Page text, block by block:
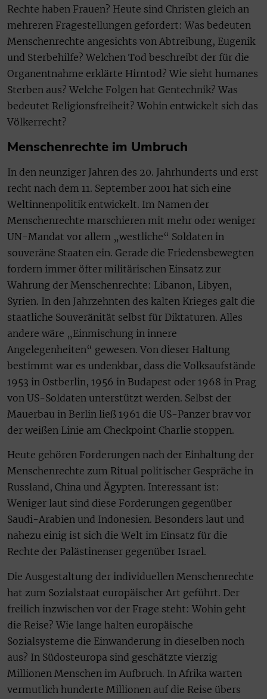
Rechte haben Frauen? Heute sind Christen gleich an
mehreren Fragestellungen gefordert: Was bedeuten
Menschenrechte angesichts von Abtreibung, Eugenik
und Sterbehilfe? Welchen Tod beschreibt der für die
Organentnahme erklärte Hirntod? Wie sieht humanes
Sterben aus? Welche Folgen hat Gentechnik? Was
bedeutet Religionsfreiheit? Wohin entwickelt sich das
Völkerrecht?
Menschenrechte im Umbruch
In den neunziger Jahren des 20. Jahrhunderts und erst
recht nach dem 11. September 2001 hat sich eine
Weltinnenpolitik entwickelt. Im Namen der
Menschenrechte marschieren mit mehr oder weniger
UN-Mandat vor allem „westliche“ Soldaten in
souveräne Staaten ein. Gerade die Friedensbewegten
fordern immer öfter militärischen Einsatz zur
Wahrung der Menschenrechte: Libanon, Libyen,
Syrien. In den Jahrzehnten des kalten Krieges galt die
staatliche Souveränität selbst für Diktaturen. Alles
andere wäre „Einmischung in innere
Angelegenheiten“ gewesen. Von dieser Haltung
bestimmt war es undenkbar, dass die Volksaufstände
1953 in Ostberlin, 1956 in Budapest oder 1968 in Prag
von US-Soldaten unterstützt werden. Selbst der
Mauerbau in Berlin ließ 1961 die US-Panzer brav vor
der weißen Linie am Checkpoint Charlie stoppen.
Heute gehören Forderungen nach der Einhaltung der
Menschenrechte zum Ritual politischer Gespräche in
Russland, China und Ägypten. Interessant ist:
Weniger laut sind diese Forderungen gegenüber
Saudi-Arabien und Indonesien. Besonders laut und
nahezu einig ist sich die Welt im Einsatz für die
Rechte der Palästinenser gegenüber Israel.
Die Ausgestaltung der individuellen Menschenrechte
hat zum Sozialstaat europäischer Art geführt. Der
freilich inzwischen vor der Frage steht: Wohin geht
die Reise? Wie lange halten europäische
Sozialsysteme die Einwanderung in dieselben noch
aus? In Südosteuropa sind geschätzte vierzig
Millionen Menschen im Aufbruch. In Afrika warten
vermutlich hunderte Millionen auf die Reise übers